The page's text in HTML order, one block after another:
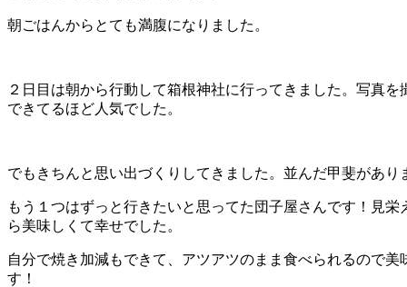
朝ごはんからとても満腹になりました。
２日目は朝から行動して箱根神社に行ってきました。写真を
できてるほど人気でした。
でもきちんと思い出づくりしてきました。並んだ甲斐があり
もう１つはずっと行きたいと思ってた団子屋さんです！見栄
ら美味しくて幸せでした。
自分で焼き加減もできて、アツアツのまま食べられるので美
す！